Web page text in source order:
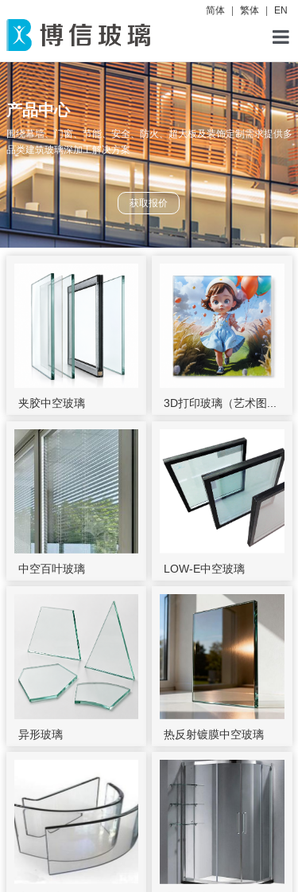
简体 繁体 EN
首页
产品中心
关于博信
工程案例
资讯中心
联系我们
产品中心
围绕幕墙、门窗、节能、安全、防火、超大板及装饰定制需求提供多
品类建筑玻璃深加工解决方案
获取报价
夹胶中空玻璃 3D打印玻璃（艺术图...
中空百叶玻璃 LOW-E中空玻璃
异形玻璃 热反射镀膜中空玻璃